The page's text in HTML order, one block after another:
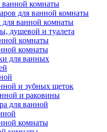
ванной комнаты
для ванной комнаты
ванной комнаты
душевой и туалета
комнаты
комнаты
для ванных
и зубных щеток
и раковины
для ванной
комнаты